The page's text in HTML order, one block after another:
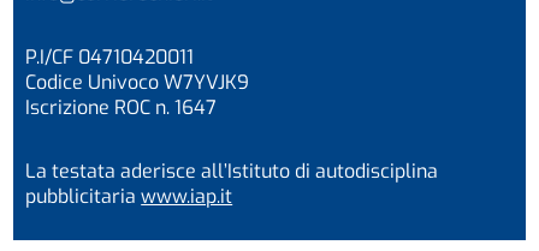
P.I/CF 04710420011
Codice Univoco W7YVJK9
Iscrizione ROC n. 1647
La testata aderisce all’Istituto di autodisciplina
pubblicitariawww.iap.it